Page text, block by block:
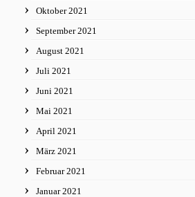
Oktober 2021
September 2021
August 2021
Juli 2021
Juni 2021
Mai 2021
April 2021
März 2021
Februar 2021
Januar 2021